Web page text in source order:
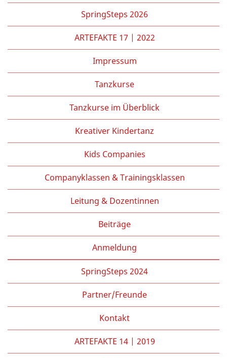
Partner/Freunde
Kontakt
SpringSteps 2026
ARTEFAKTE 17 | 2022
Impressum
Tanzkurse
Tanzkurse im Überblick
Kreativer Kindertanz
Kids Companies
Companyklassen & Trainingsklassen
Leitung & Dozentinnen
Beiträge
Anmeldung
SpringSteps 2024
Partner/Freunde
Kontakt
ARTEFAKTE 14 | 2019